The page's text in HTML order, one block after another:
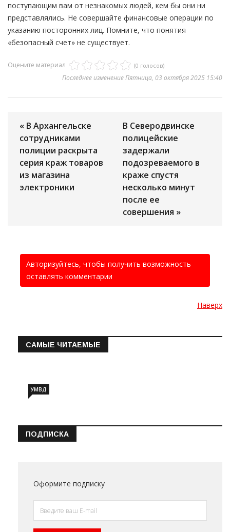
поступающим вам от незнакомых людей, кем бы они ни
представлялись. Не совершайте финансовые операции по
указанию посторонних лиц. Помните, что понятия
«безопасный счет» не существует.
Оцените материал (0 голосов)
Последнее изменение Пятница, 03 октября 2025 15:40
« В Архангельске
сотрудниками
полиции раскрыта
серия краж товаров
из магазина
электроники
В Северодвинске
полицейские
задержали
подозреваемого в
краже спустя
несколько минут
после ее
совершения »
Авторизуйтесь, чтобы получить возможность
оставлять комментарии
Наверх
САМЫЕ ЧИТАЕМЫЕ
УМВД
ПОДПИСКА
Оформите подписку